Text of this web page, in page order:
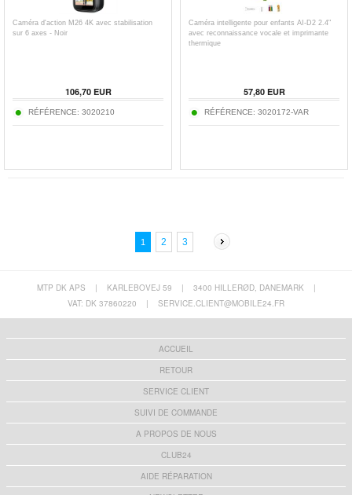
Caméra d'action M26 4K avec stabilisation
sur 6 axes - Noir
106,70EUR
RÉFÉRENCE: 3020210
Caméra intelligente pour enfants AI-D2 2.4"
avec reconnaissance vocale et imprimante
thermique
57,80EUR
RÉFÉRENCE: 3020172-VAR
1 2 3
MTP DK APS | KARLEBOVEJ 59 | 3400 HILLERØD, DANEMARK
|
VAT: DK 37860220
| SERVICE.CLIENT@MOBILE24.FR
ACCUEIL
RETOUR
SERVICE CLIENT
SUIVI DE COMMANDE
A PROPOS DE NOUS
CLUB24
AIDE RÉPARATION